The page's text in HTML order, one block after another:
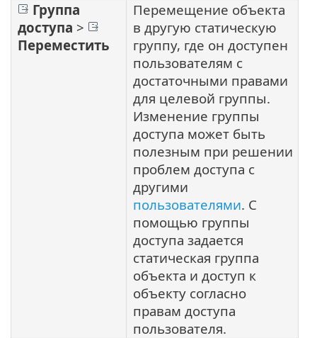
Группа
доступа >
Переместить
Перемещение объекта
в другую статическую
группу, где он доступен
пользователям с
достаточными правами
для целевой группы.
Изменение группы
доступа может быть
полезным при решении
проблем доступа с
другими
пользователями. С
помощью группы
доступа задается
статическая группа
объекта и доступ к
объекту согласно
правам доступа
пользователя.